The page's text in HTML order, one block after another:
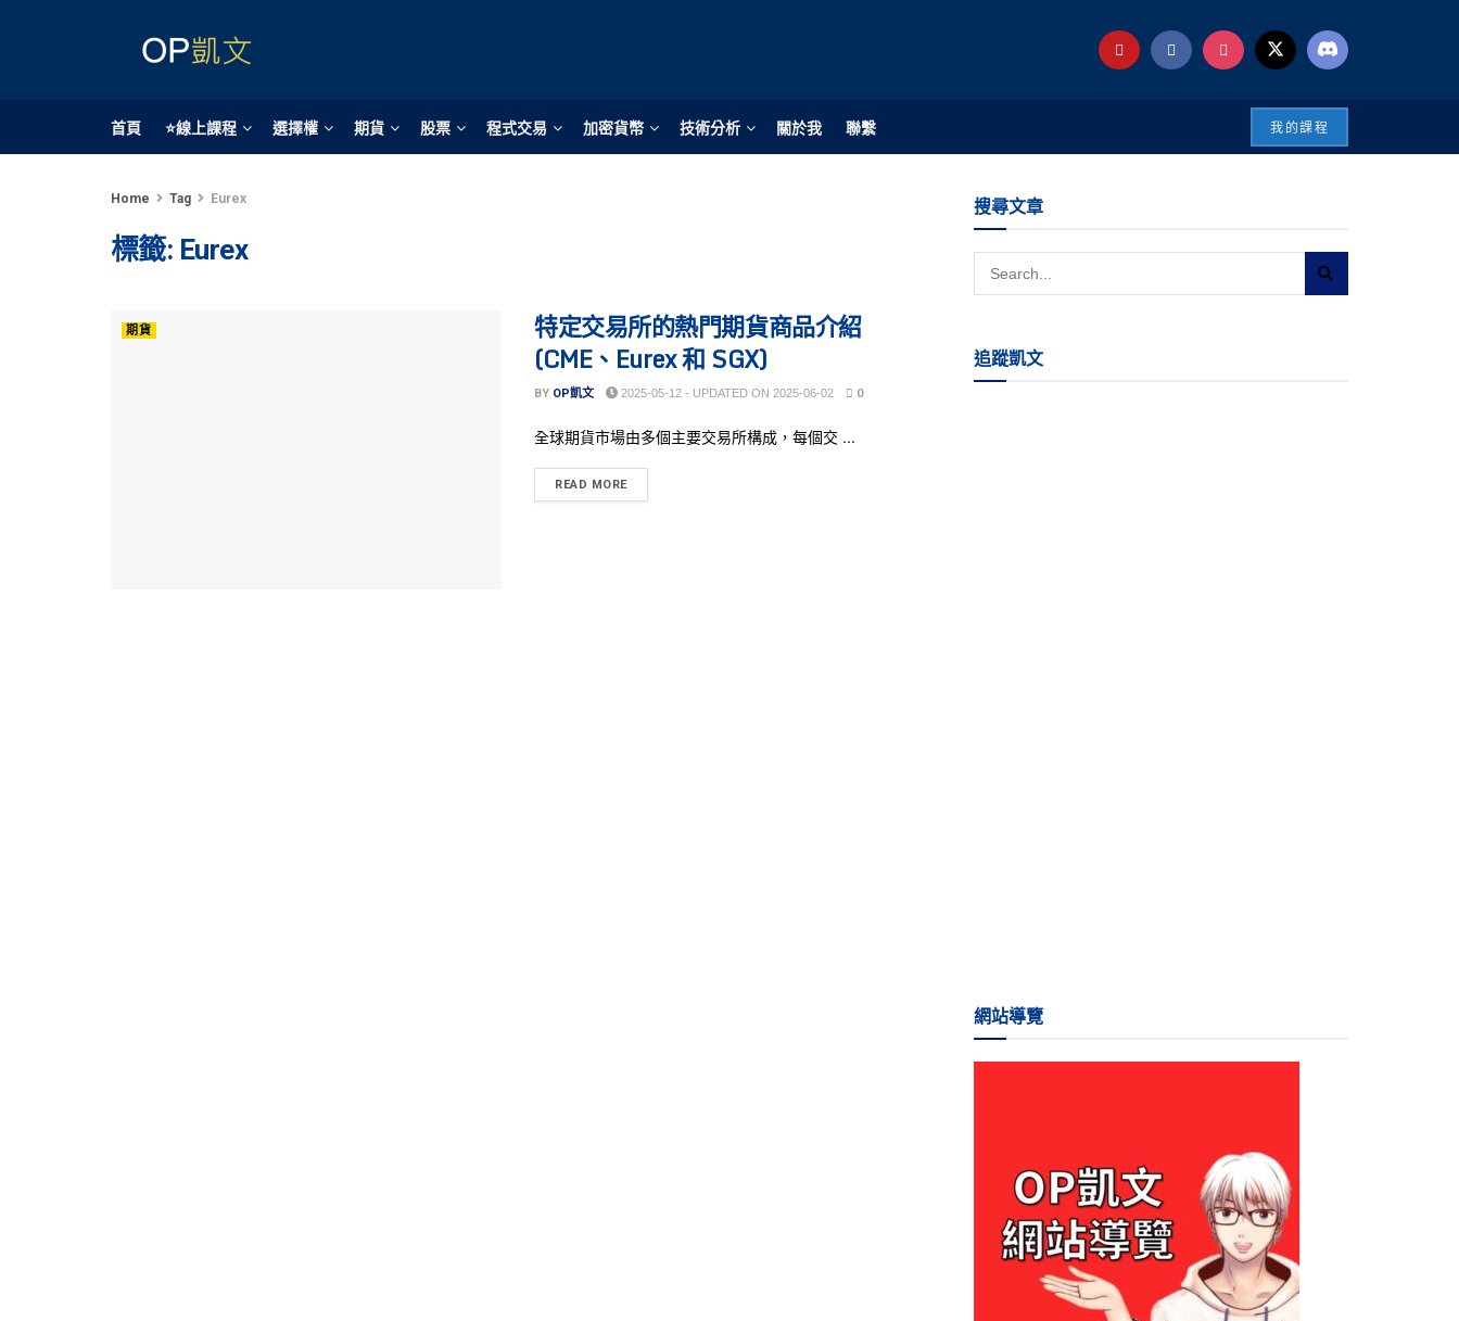
首頁 ⭐線上課程 選擇權 期貨 股票 程式交易 加密貨幣 技術分析 關於我 聯繫 我的課程
Home Tag Eurex
標籤: Eurex
期貨
特定交易所的熱門期貨商品介紹
(CME、Eurex 和 SGX)
BY OP凱文 2025-05-12 - UPDATED ON 2025-06-02 0
全球期貨市場由多個主要交易所構成，每個交 ...
READ MORE
搜尋文章
追蹤凱文
網站導覽